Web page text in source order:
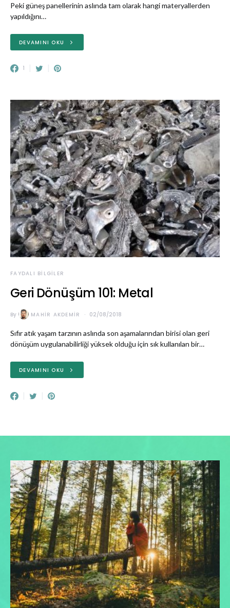
Peki güneş panellerinin aslında tam olarak hangi materyallerden
yapıldığını…
DEVAMINI OKU
1
FAYDALI BILGILER
Geri Dönüşüm 101: Metal
By MAHIR AKDEMIR 02/08/2018
Sıfır atık yaşam tarzının aslında son aşamalarından birisi olan geri
dönüşüm uygulanabilirliği yüksek olduğu için sık kullanılan bir…
DEVAMINI OKU